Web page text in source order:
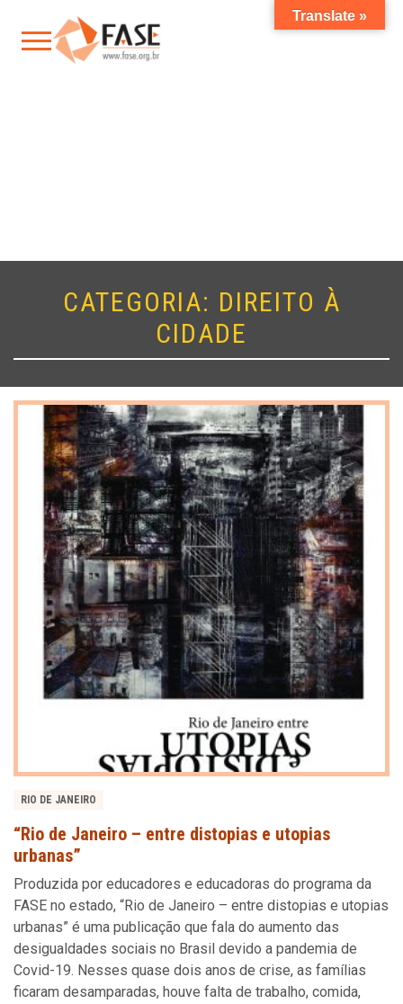
CATEGORIA: DIREITO À
CIDADE
RIO DE JANEIRO
“Rio de Janeiro – entre distopias e utopias
urbanas”
Produzida por educadores e educadoras do programa da
FASE no estado, “Rio de Janeiro – entre distopias e utopias
urbanas” é uma publicação que fala do aumento das
desigualdades sociais no Brasil devido a pandemia de
Covid-19. Nesses quase dois anos de crise, as famílias
ficaram desamparadas, houve falta de trabalho, comida,
Translate »